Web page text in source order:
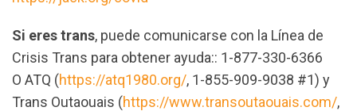
Si eres trans, puede comunicarse con la Línea de
Crisis Trans para obtener ayuda:: 1-877-330-6366
O ATQ (https://atq1980.org/, 1-855-909-9038 #1) y
Trans Outaouais (https://www.transoutaouais.com/,